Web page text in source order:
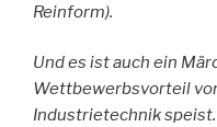
Reinform).
Und es ist auch ein
Wettbewerbsvorteil
Industrietechnik